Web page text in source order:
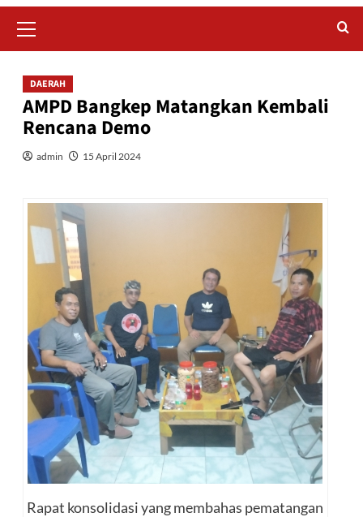
Menu
DAERAH
AMPD Bangkep Matangkan Kembali
Rencana Demo
admin 15 April 2024
Rapat konsolidasi yang membahas pematangan